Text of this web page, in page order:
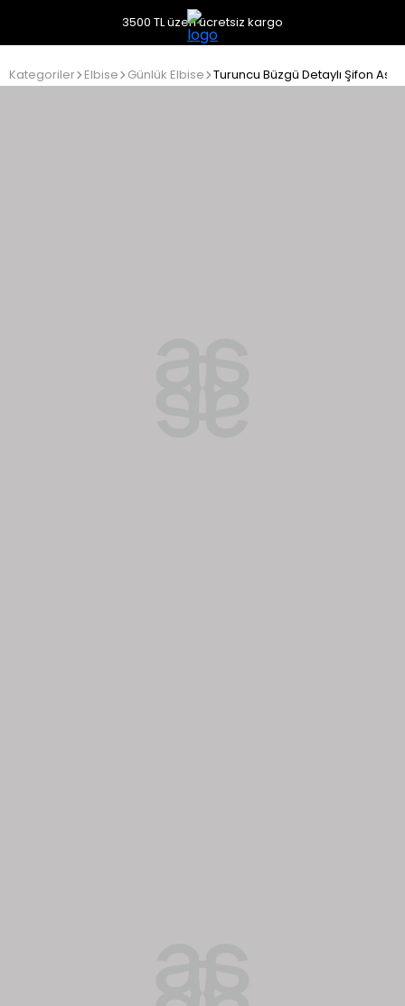
3500 TL üzeri ücretsiz kargo
Kategoriler Elbise Günlük Elbise Turuncu Büzgü Detaylı Şifon